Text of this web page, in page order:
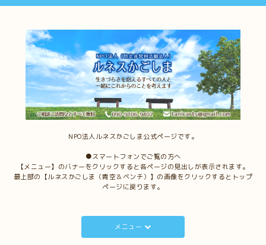
NPO法人ルネスかごしま公式ページです。
●スマートフォンでご覧の方へ
【メニュー】のバナーをクリックすると各ページの見出しが表示されます。
最上部の【ルネスかごしま（青空＆ベンチ）】の画像をクリックするとトップ
ページに戻ります。
メニュー